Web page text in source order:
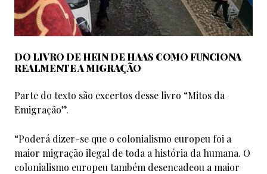
DO LIVRO DE HEIN DE HAAS COMO FUNCIONA
REALMENTE A MIGRAÇÃO
Parte do texto são excertos desse livro “Mitos da
Emigração”.
“Poderá dizer-se que o colonialismo europeu foi a
maior migração ilegal de toda a história da humana. O
colonialismo europeu também desencadeou a maior